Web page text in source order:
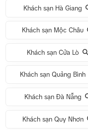
Khách sạn Hà Giang
Khách sạn Mộc Châu
Khách sạn Cửa Lò
Khách sạn Quảng Bình
Khách sạn Đà Nẵng
Khách sạn Quy Nhơn